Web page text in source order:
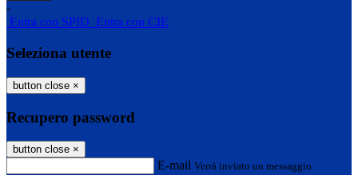
-
Entra con SPID Entra con CIE
Seleziona utente
button close ×
Recupero password
button close ×
E-mail Verrà inviato un messaggio